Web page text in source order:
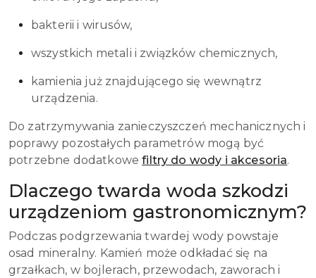
bakterii i wirusów,
wszystkich metali i związków chemicznych,
kamienia już znajdującego się wewnątrz
urządzenia.
Do zatrzymywania zanieczyszczeń mechanicznych i
poprawy pozostałych parametrów mogą być
potrzebne dodatkowefiltry do wody i akcesoria.
Dlaczego twarda woda szkodzi
urządzeniom gastronomicznym?
Podczas podgrzewania twardej wody powstaje
osad mineralny. Kamień może odkładać się na
grzałkach, w bojlerach, przewodach, zaworach i